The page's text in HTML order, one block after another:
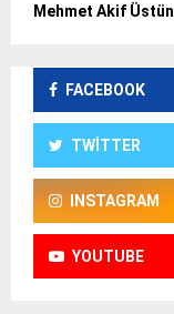
Mehmet Akif
FACEBOOK
TWITTER
INSTAGRAM
YOUTUBE